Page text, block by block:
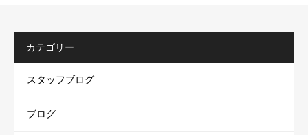
カテゴリー
スタッフブログ
ブログ